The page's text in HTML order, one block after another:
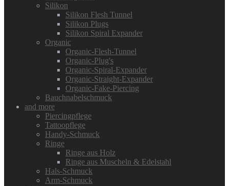
Silikon
Silikon Flesh Tunnel
Silikon Plugs
Silikon Spiral Expander
Organic
Organic-Flesh-Tunnel
Organic-Plug's
Organic-Spiral-Expander
Organic-Straight-Expander
Organic-Fake-Piercing
Bauchnabelschmuck
and more
Piercingpflege
Tattoopflege
Handy-Schmuck
Ringe
Ringe aus Holz
Ringe aus Muscheln & Edelstahl
Hals-Schmuck
Arm-Schmuck